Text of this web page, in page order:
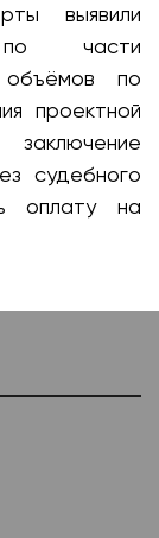
выявили
по части
по
проектной
судебного
оплату на